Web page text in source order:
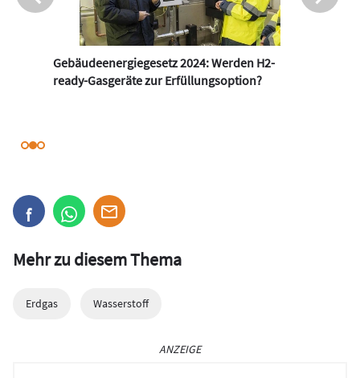
Gebäudeenergiegesetz 2024: Werden H2-
ready-Gasgeräte zur Erfüllungsoption?
Mehr zu diesem Thema
Erdgas Wasserstoff
ANZEIGE